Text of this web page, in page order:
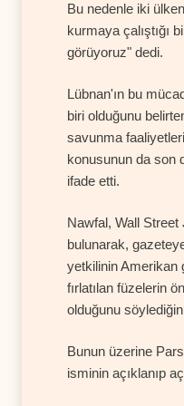
Bu nedenle iki
kurmaya çalıştığı
görüyoruz" dedi.
Lübnan'ın bu
biri olduğunu
savunma
konusunun da son
ifade etti.
Nawfal, Wall Street
bulunarak,
yetkilinin Amerikan
fırlatılan füzelerin
olduğunu
Bunun üzerine
isminin açıklanıp